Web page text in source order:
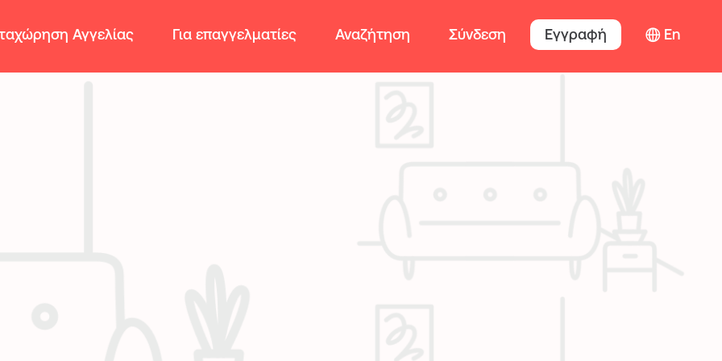
Αγγελίας Για επαγγελματίες Αναζήτηση Σύνδεση Εγγραφή En